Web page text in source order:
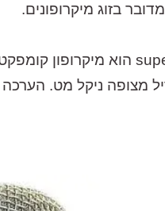
בזוג מיקרופונים.